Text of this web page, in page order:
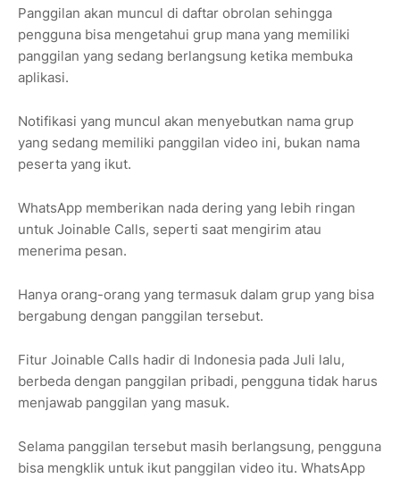
Panggilan akan muncul di daftar obrolan sehingga
pengguna bisa mengetahui grup mana yang memiliki
panggilan yang sedang berlangsung ketika membuka
aplikasi.
Notifikasi yang muncul akan menyebutkan nama grup
yang sedang memiliki panggilan video ini, bukan nama
peserta yang ikut.
WhatsApp memberikan nada dering yang lebih ringan
untuk Joinable Calls, seperti saat mengirim atau
menerima pesan.
Hanya orang-orang yang termasuk dalam grup yang bisa
bergabung dengan panggilan tersebut.
Fitur Joinable Calls hadir di Indonesia pada Juli lalu,
berbeda dengan panggilan pribadi, pengguna tidak harus
menjawab panggilan yang masuk.
Selama panggilan tersebut masih berlangsung, pengguna
bisa mengklik untuk ikut panggilan video itu. WhatsApp